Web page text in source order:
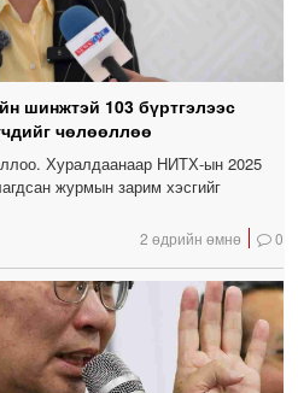
шинжтэй 103 бүртгэлээс
чөлөөллөө
Хуралдаанаар НИТХ-ын 2025
журмын зарим хэсгийг
2 өдрийн өмнө 0